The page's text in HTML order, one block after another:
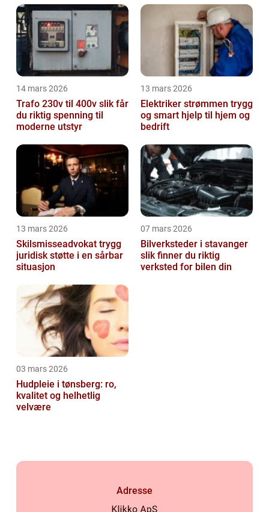
14 mars 2026
Trafo 230v til 400v slik får
du riktig spenning til
moderne utstyr
13 mars 2026
Elektriker strømmen trygg
og smart hjelp til hjem og
bedrift
13 mars 2026
Skilsmisseadvokat trygg
juridisk støtte i en sårbar
situasjon
07 mars 2026
Bilverksteder i stavanger
slik finner du riktig
verksted for bilen din
03 mars 2026
Hudpleie i tønsberg: ro,
kvalitet og helhetlig
velvære
Adresse